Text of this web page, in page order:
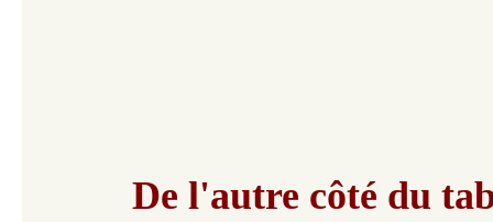
De l'autre côté du